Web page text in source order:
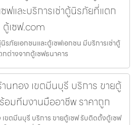
ฟและบริการเช่าตู้นิรภัยที่แตก
ตู้เซฟ.com
รภัยเอกชนและตู้เซฟเอกชน มีบริการเช่าตู้
กต่างจากตู้เซฟธนาคาร
นทอง เขตมีนบุรี บริการ ขายตู้
อมทีมงานมืออาชีพ ราคาถูก
ขตมีนบุรี บริการ ขายตู้เซฟ รับติดตั้งตู้เซฟ